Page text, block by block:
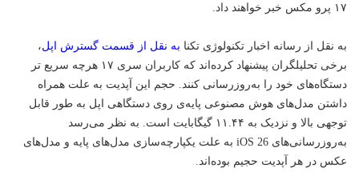
۱۷ پرو مکس
خبر خواهند داد.
به نقل از رسانه اخبار تکنولوژی تکنا به نقل از قسمت گسترش اپل،
برخی تحلیلگران پیشنهاد کرده‌اند که کاربران سری ۱۷ هرچه سریع تر
دستگاه‌های خود را به‌روزرسانی کنند. حجم این آپدیت به علت همراه
داشتن مدل‌های هوش مصنوعی پایه‌ی روی دستگاهی اپل به طور قابل
توجهی بالا و نزدیک به ۱۱.۴۴ گیگابایت است. به نظر می‌رسد
به‌روزرسانی‌های iOS 26 به علت یکپارچه‌سازی مدل‌های پایه و مدل‌های
عکس در هر آپدیت حجیم بوده‌اند.